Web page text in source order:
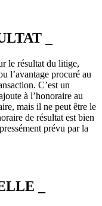
_
le résultat du litige,
l’avantage procuré au
C’est un
à l’honoraire au
mais il ne peut être le
de résultat est bien
prévu par la
_